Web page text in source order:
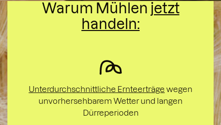
Warum Mühlen jetzt
handeln:
Unterdurchschnittliche Ernteerträge wegen
unvorhersehbarem Wetter und langen
Dürreperioden